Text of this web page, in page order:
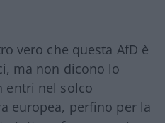
vero che questa AfD è
ma non dicono lo
entri nel solco
europea, perfino per la